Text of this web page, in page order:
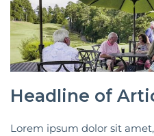
Headline of
Lorem ipsum dolor sit